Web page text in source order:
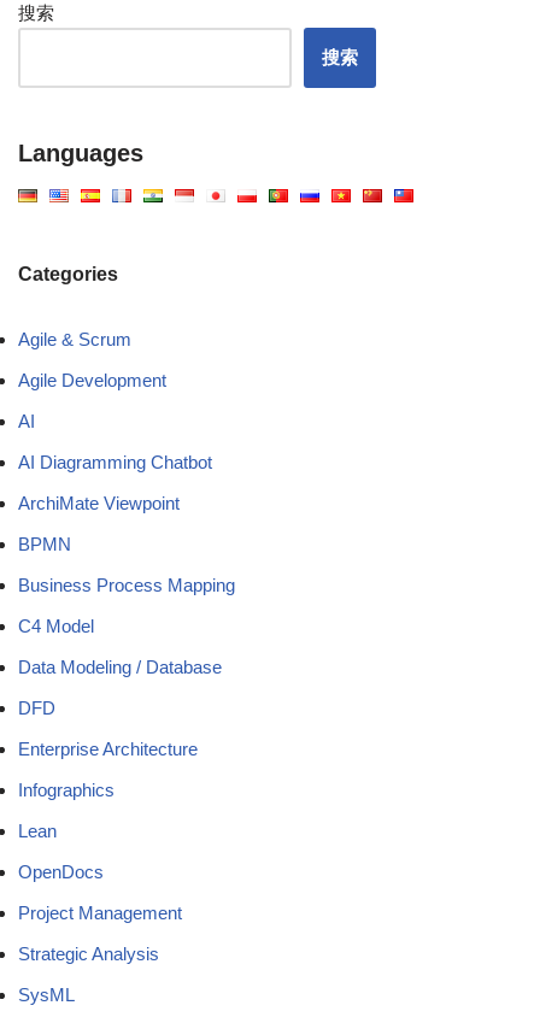
搜索
搜索
Languages
Categories
Agile & Scrum
Agile Development
AI
AI Diagramming Chatbot
ArchiMate Viewpoint
BPMN
Business Process Mapping
C4 Model
Data Modeling / Database
DFD
Enterprise Architecture
Infographics
Lean
OpenDocs
Project Management
Strategic Analysis
SysML